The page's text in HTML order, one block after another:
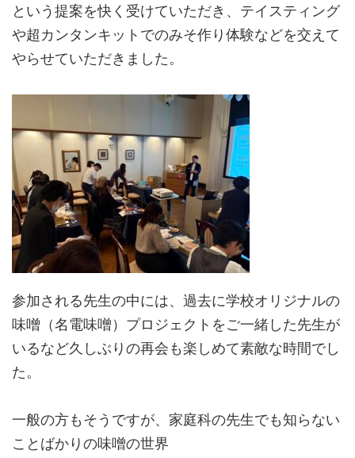
という提案を快く受けていただき、テイスティング
や超カンタンキットでのみそ作り体験などを交えて
やらせていただきました。
参加される先生の中には、過去に学校オリジナルの
味噌（名電味噌）プロジェクトをご一緒した先生が
いるなど久しぶりの再会も楽しめて素敵な時間でし
た。
一般の方もそうですが、家庭科の先生でも知らない
ことばかりの味噌の世界